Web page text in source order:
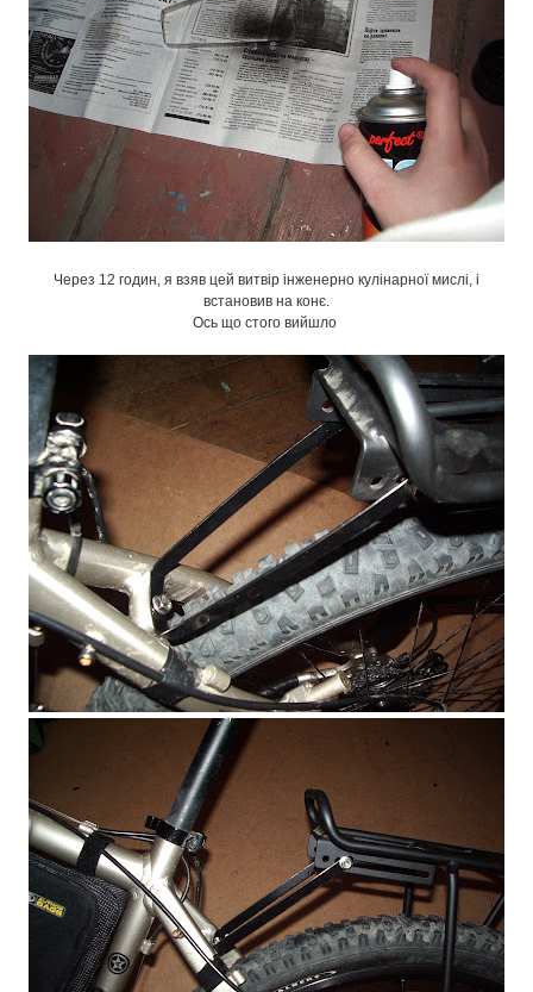
Через 12 годин, я взяв цей витвір інженерно кулінарної мислі, і
встановив на конє.
Ось що стого вийшло